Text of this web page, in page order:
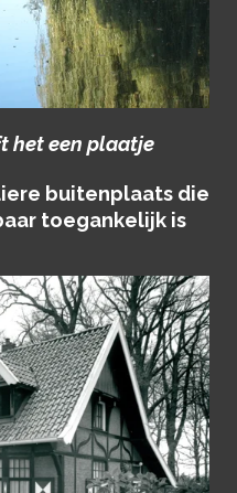
het een plaatje
buitenplaats die
toegankelijk is